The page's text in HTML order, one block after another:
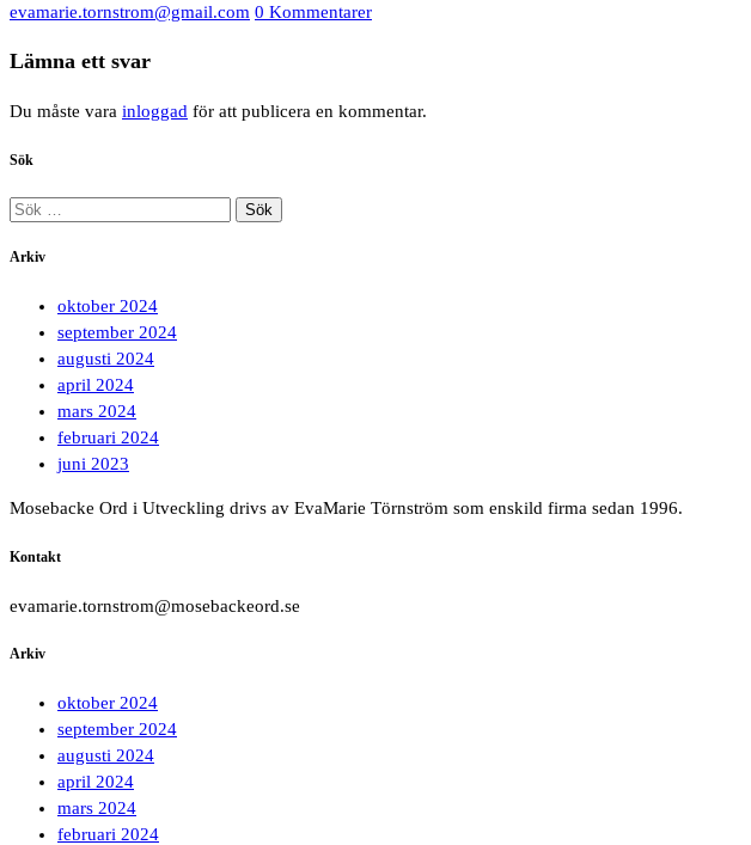
evamarie.tornstrom@gmail.com 0 Kommentarer
Lämna ett svar
Du måste vara inloggad för att publicera en kommentar.
Sök
Sök
Arkiv
oktober 2024
september 2024
augusti 2024
april 2024
mars 2024
februari 2024
juni 2023
Mosebacke Ord i Utveckling drivs av EvaMarie Törnström som enskild firma sedan 1996.
Kontakt
evamarie.tornstrom@mosebackeord.se
Arkiv
oktober 2024
september 2024
augusti 2024
april 2024
mars 2024
februari 2024